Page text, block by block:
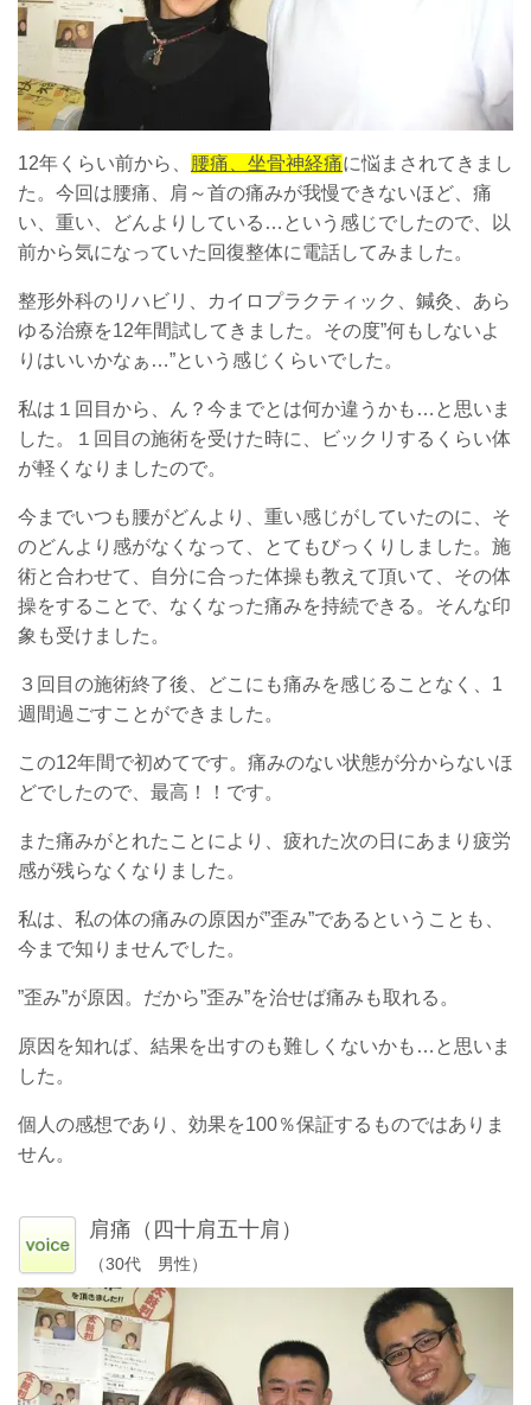
12年くらい前から、 腰痛、坐骨神経痛に悩まされてきまし
た。今回は腰痛、肩～首の痛みが我慢できないほど、痛
い、重い、どんよりしている…という感じでしたので、以
前から気になっていた回復整体に電話してみました。
整形外科のリハビリ、カイロプラクティック、鍼灸、あら
ゆる治療を12年間試してきました。その度”何もしないよ
りはいいかなぁ…”という感じくらいでした。
私は１回目から、ん？今までとは何か違うかも…と思いま
した。１回目の施術を受けた時に、ビックリするくらい体
が軽くなりましたので。
今までいつも腰がどんより、重い感じがしていたのに、そ
のどんより感がなくなって、とてもびっくりしました。施
術と合わせて、自分に合った体操も教えて頂いて、その体
操をすることで、なくなった痛みを持続できる。そんな印
象も受けました。
３回目の施術終了後、どこにも痛みを感じることなく、1
週間過ごすことができました。
この12年間で初めてです。痛みのない状態が分からないほ
どでしたので、最高！！です。
また痛みがとれたことにより、疲れた次の日にあまり疲労
感が残らなくなりました。
私は、私の体の痛みの原因が”歪み”であるということも、
今まで知りませんでした。
”歪み”が原因。だから”歪み”を治せば痛みも取れる。
原因を知れば、結果を出すのも難しくないかも…と思いま
した。
個人の感想であり、効果を100％保証するものではありま
せん。
肩痛（四十肩五十肩）
（30代 男性）